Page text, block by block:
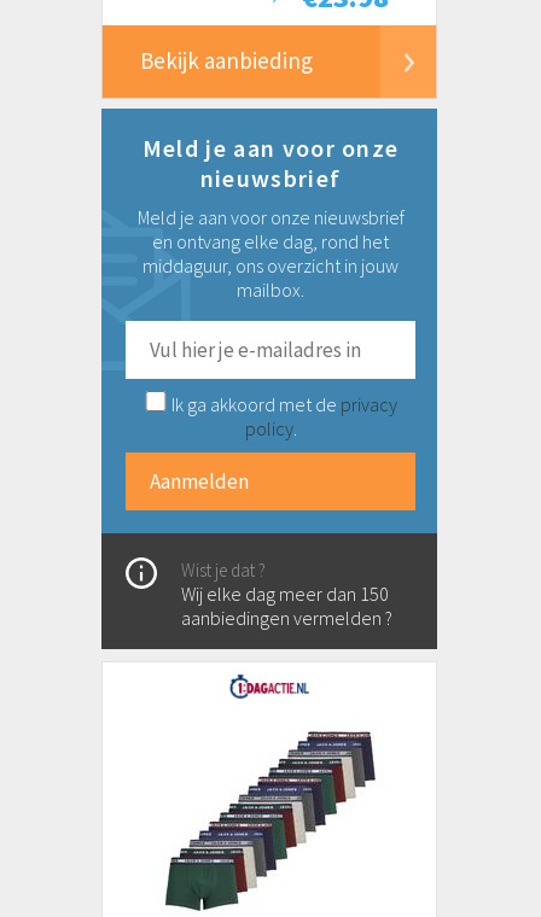
Bekijk aanbieding
Meld je aan voor onze
nieuwsbrief
Meld je aan voor onze nieuwsbrief
en ontvang elke dag, rond het
middaguur, ons overzicht in jouw
mailbox.
Ik ga akkoord met de privacy
policy.
Wist je dat ?
Wij elke dag meer dan 150
aanbiedingen vermelden ?